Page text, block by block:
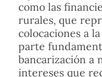
como las
rurales, que
colocaciones a
parte
bancarización a
intereses que